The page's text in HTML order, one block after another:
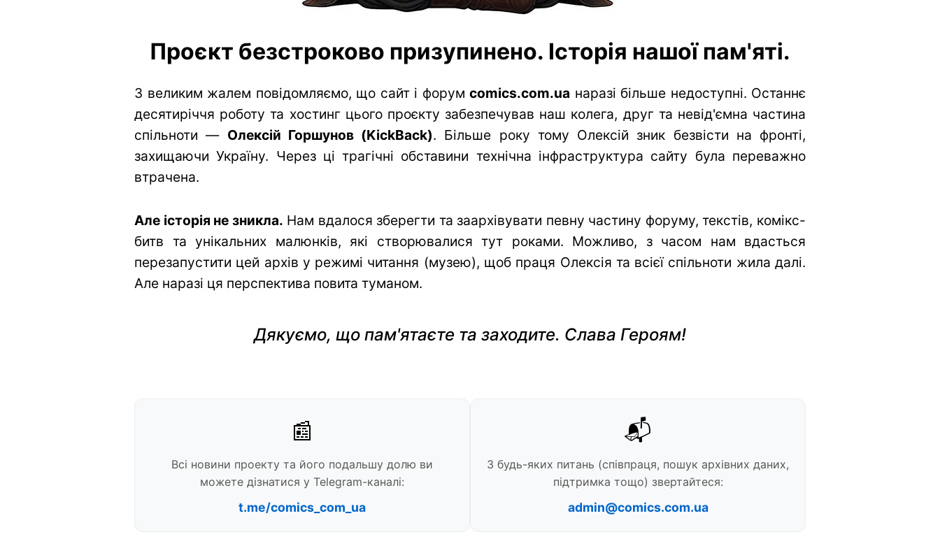
Проєкт безстроково призупинено. Історія нашої пам'яті.
З великим жалем повідомляємо, що сайт і форум comics.com.ua наразі більше недоступні. Останнє
десятиріччя роботу та хостинг цього проєкту забезпечував наш колега, друг та невід'ємна частина
спільноти — Олексій Горшунов (KickBack). Більше року тому Олексій зник безвісти на фронті,
захищаючи Україну. Через ці трагічні обставини технічна інфраструктура сайту була переважно
втрачена.
Але історія не зникла. Нам вдалося зберегти та заархівувати певну частину форуму, текстів, комікс-
битв та унікальних малюнків, які створювалися тут роками. Можливо, з часом нам вдасться
перезапустити цей архів у режимі читання (музею), щоб праця Олексія та всієї спільноти жила далі.
Але наразі ця перспектива повита туманом.
Дякуємо, що пам'ятаєте та заходите. Слава Героям!
📰
Всі новини проекту та його подальшу долю ви
можете дізнатися у Telegram-каналі:
t.me/comics_com_ua
📬
З будь-яких питань (співпраця, пошук архівних даних,
підтримка тощо) звертайтеся:
admin@comics.com.ua